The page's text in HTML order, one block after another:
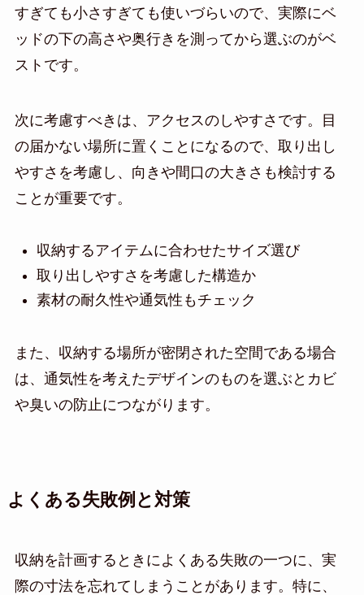
すぎても小さすぎても使いづらいので、実際にベ
ッドの下の高さや奥行きを測ってから選ぶのがベ
ストです。
次に考慮すべきは、アクセスのしやすさです。目
の届かない場所に置くことになるので、取り出し
やすさを考慮し、向きや間口の大きさも検討する
ことが重要です。
収納するアイテムに合わせたサイズ選び
取り出しやすさを考慮した構造か
素材の耐久性や通気性もチェック
また、収納する場所が密閉された空間である場合
は、通気性を考えたデザインのものを選ぶとカビ
や臭いの防止につながります。
よくある失敗例と対策
収納を計画するときによくある失敗の一つに、実
際の寸法を忘れてしまうことがあります。特に、